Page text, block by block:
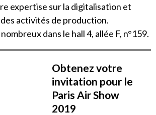
expertise sur la digitalisation et
activités de production.
dans le hall 4, allée F, n°159.
Obtenez votre
invitation pour le
Paris Air Show
2019